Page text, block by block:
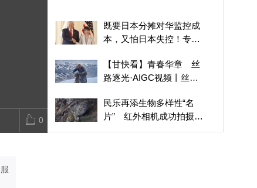
0
既要日本分摊对华监控成
本，又怕日本失控！专
是狼
【甘快看】青春华章 丝
路逐光·AIGC视频丨丝路
民乐再添生物多样性“名
片” 红外相机成功拍摄国
家一级保护动物雪豹